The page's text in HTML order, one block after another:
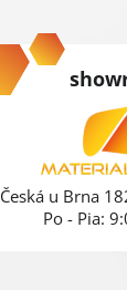
Česká u Brna
Po - Pia: